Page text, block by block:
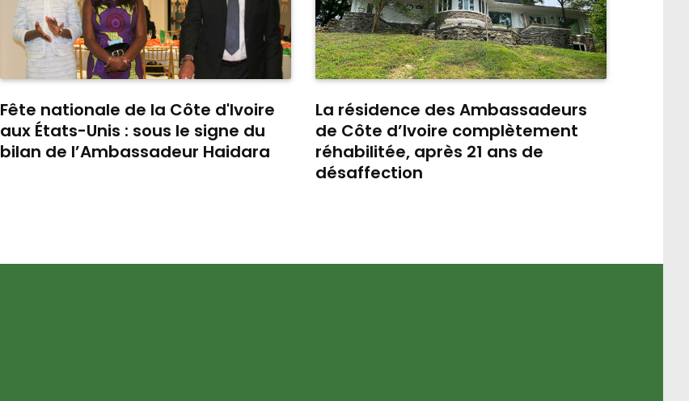
Fête nationale de la Côte d'Ivoire
aux États-Unis : sous le signe du
bilan de l’Ambassadeur Haidara
La résidence des Ambassadeurs
de Côte d’Ivoire complètement
réhabilitée, après 21 ans de
désaffection